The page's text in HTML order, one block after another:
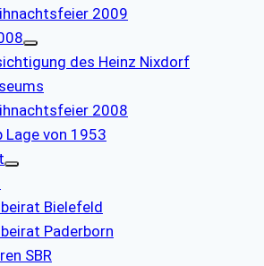
2009
des Heinz Nixdorf
2008
Lage von 1953
Bielefeld
Paderborn
SBR